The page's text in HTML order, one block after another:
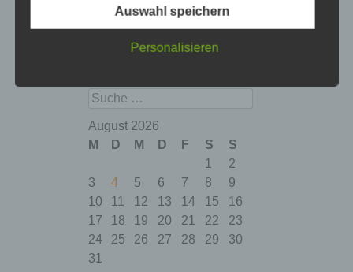
Suchen
August 2026
M
D M D F S
S
1
2
3
4 5 6 7 8
9
10
11 12 13 14 15
16
17
18 19 20 21 22
23
24
25 26 27 28 29
30
31
Auswahl speichern
Personalisieren